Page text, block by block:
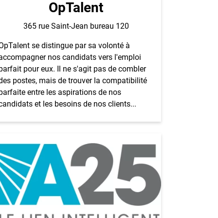
OpTalent
365 rue Saint-Jean bureau 120
se distingue par sa volonté à
nos candidats vers l'emploi
pour eux. Il ne s'agit pas de combler
postes, mais de trouver la compatibilité
entre les aspirations de nos
et les besoins de nos clients...